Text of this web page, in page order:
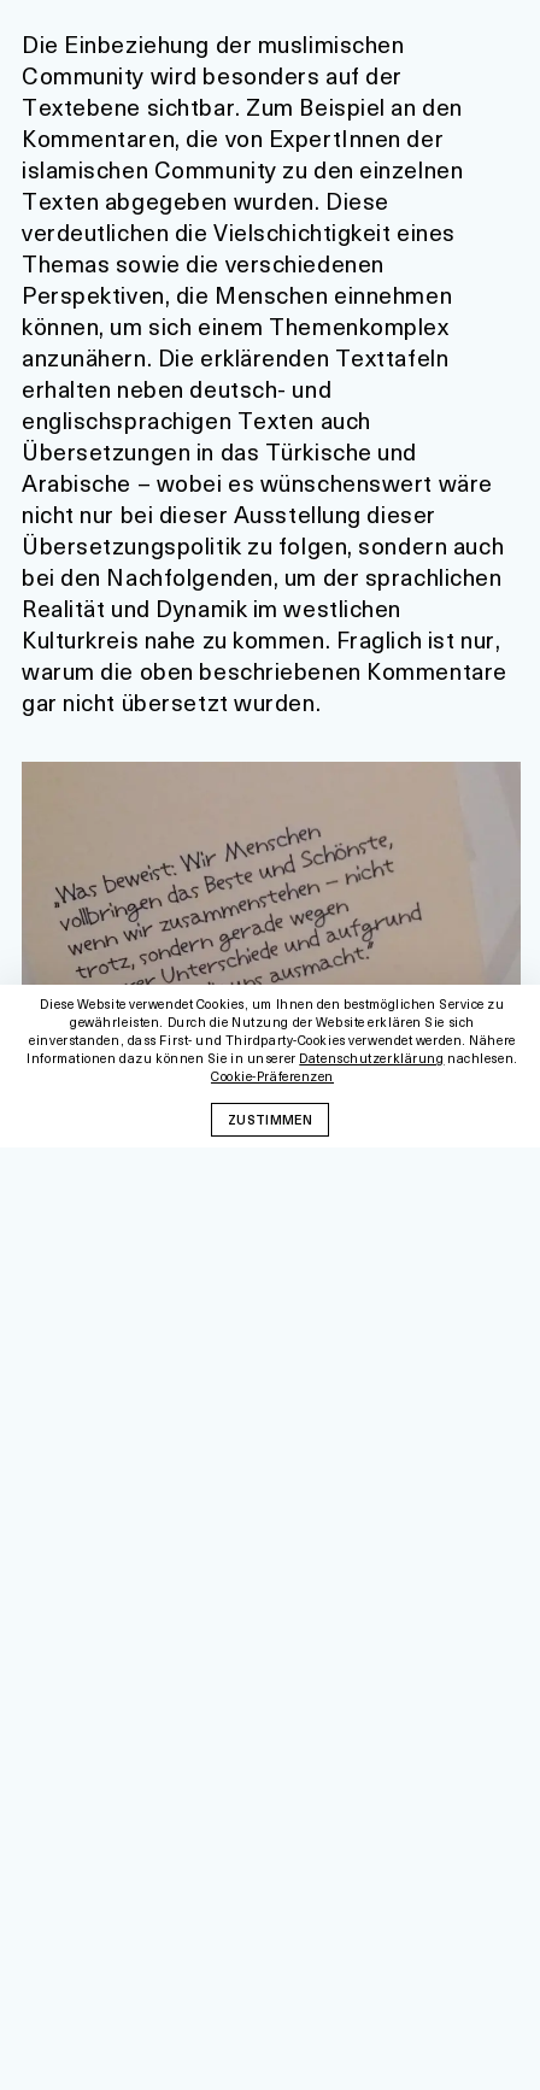
Die Einbeziehung der muslimischen
Community wird besonders auf der
Textebene sichtbar. Zum Beispiel an den
Kommentaren, die von ExpertInnen der
islamischen Community zu den einzelnen
Texten abgegeben wurden. Diese
verdeutlichen die Vielschichtigkeit eines
Themas sowie die verschiedenen
Perspektiven, die Menschen einnehmen
können, um sich einem Themenkomplex
anzunähern. Die erklärenden Texttafeln
erhalten neben deutsch- und
englischsprachigen Texten auch
Übersetzungen in das Türkische und
Arabische – wobei es wünschenswert wäre
nicht nur bei dieser Ausstellung dieser
Übersetzungspolitik zu folgen, sondern auch
bei den Nachfolgenden, um der sprachlichen
Realität und Dynamik im westlichen
Kulturkreis nahe zu kommen. Fraglich ist nur,
warum die oben beschriebenen Kommentare
gar nicht übersetzt wurden.
Diese Website verwendet Cookies, um Ihnen den bestmöglichen Service zu
gewährleisten. Durch die Nutzung der Website erklären Sie sich
einverstanden, dass First- und Thirdparty-Cookies verwendet werden. Nähere
Informationen dazu können Sie in unserer Datenschutzerklärung nachlesen.
Cookie-Präferenzen
ZUSTIMMEN